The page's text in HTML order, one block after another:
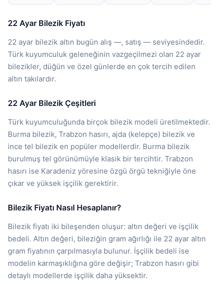
22 Ayar Bilezik Fiyatı
22 ayar bilezik altın bugün alış —, satış — seviyesindedir.
Türk kuyumculuk geleneğinin vazgeçilmezi olan 22 ayar
bilezikler, düğün ve özel günlerde en çok tercih edilen
altın takılardır.
22 Ayar Bilezik Çeşitleri
Türk kuyumculuğunda birçok bilezik modeli üretilmektedir.
Burma bilezik, Trabzon hasırı, ajda (kelepçe) bilezik ve
ince tel bilezik en popüler modellerdir. Burma bilezik
burulmuş tel görünümüyle klasik bir tercihtir. Trabzon
hasırı ise Karadeniz yöresine özgü örgü tekniğiyle öne
çıkar ve yüksek işçilik gerektirir.
Bilezik Fiyatı Nasıl Hesaplanır?
Bilezik fiyatı iki bileşenden oluşur: altın değeri ve işçilik
bedeli. Altın değeri, bileziğin gram ağırlığı ile 22 ayar altın
gram fiyatının çarpılmasıyla bulunur. İşçilik bedeli ise
modelin karmaşıklığına göre değişir; Trabzon hasırı gibi
detaylı modellerde işçilik daha yüksektir.